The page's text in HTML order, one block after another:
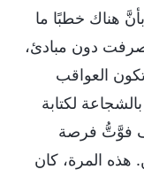
هناك خطبًا ما
دون مبادئ،
العواقب
لكتابة
فوَّتُّ فرصة
هذه المرة، كان